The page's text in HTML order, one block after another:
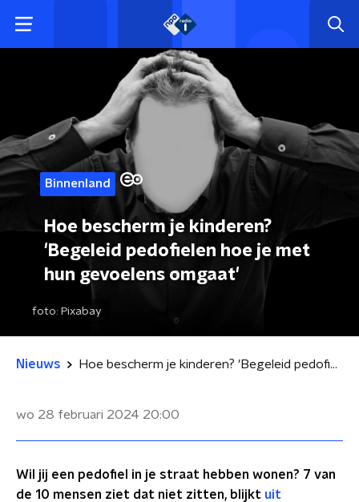
Binnenland
Hoe bescherm je kinderen?
'Begeleid pedofielen hoe je met
hun gevoelens omgaat'
foto: Pixabay
Nieuws Hoe bescherm je kinderen? 'Begeleid pedofielen hoe je met hun gevoelens omgaat'
wo 28 februari 2024 20:00
Wil jij een pedofiel in je straat hebben wonen? 7 van
de 10 mensen ziet dat niet zitten, blijkt uit